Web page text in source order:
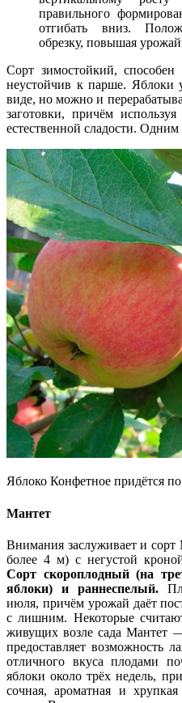
правильного
отгибать вниз.
обрезку, повышая
Сорт зимостойкий, способен
неустойчив к парше.
виде, но можно и
заготовки, причём
естественной сладости.
Яблоко Конфетное придётся
Мантет
Внимания заслуживает и
более 4 м) с негустой
Сорт скороплодный (на
яблоки) и раннеспелый.
июля, причём урожай даёт
с лишним. Некоторые
живущих возле сада Мантет
предоставляет возможность
отличного вкуса плодами
яблоки около трёх недель,
сочная, ароматная и